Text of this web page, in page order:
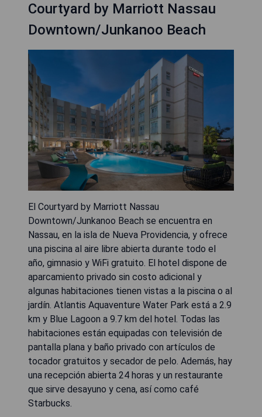
Courtyard by Marriott Nassau
Downtown/Junkanoo Beach
El Courtyard by Marriott Nassau
Downtown/Junkanoo Beach se encuentra en
Nassau, en la isla de Nueva Providencia, y ofrece
una piscina al aire libre abierta durante todo el
año, gimnasio y WiFi gratuito. El hotel dispone de
aparcamiento privado sin costo adicional y
algunas habitaciones tienen vistas a la piscina o al
jardín. Atlantis Aquaventure Water Park está a 2.9
km y Blue Lagoon a 9.7 km del hotel. Todas las
habitaciones están equipadas con televisión de
pantalla plana y baño privado con artículos de
tocador gratuitos y secador de pelo. Además, hay
una recepción abierta 24 horas y un restaurante
que sirve desayuno y cena, así como café
Starbucks.